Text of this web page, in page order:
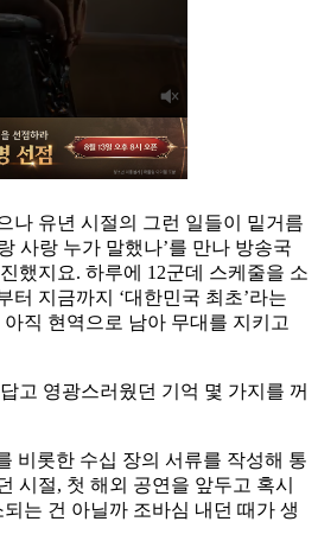
나 유년 시절의 그런 일들이 밑거름
사랑 누가 말했나’를 만나 방송국
했지요. 하루에 12군데 스케줄을 소
터 지금까지 ‘대한민국 최초’라는
직 현역으로 남아 무대를 지키고
고 영광스러웠던 기억 몇 가지를 꺼
비롯한 수십 장의 서류를 작성해 통
시절, 첫 해외 공연을 앞두고 혹시
는 건 아닐까 조바심 내던 때가 생